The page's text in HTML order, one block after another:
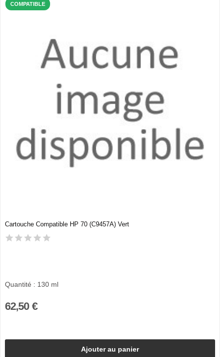
COMPATIBLE
Cartouche Compatible HP 70 (C9457A) Vert
Quantité : 130 ml
62,50 €
Ajouter au panier